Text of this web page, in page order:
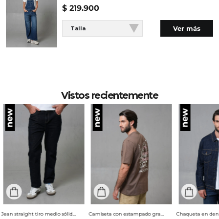
OTROS: Usar un paño para planchar. OTROS: No
planchar los accesorios. OTROS: No remojar. OTROS:
No retorcer ni exprimir. PLANCHADO: Planchar a
una temperatura máxima de la base de 110 ºC, sin
SECADO: No secar en máquina.
$ 219.900
Talla Ver más
Vistos recientemente
Jean straight tiro medio sólido para hombre Camiseta con estampado grande en espalda para hombre